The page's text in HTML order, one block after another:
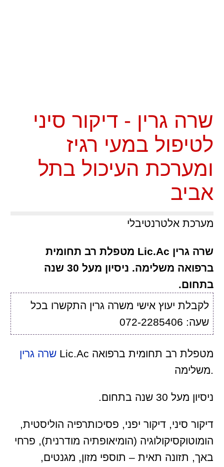
שרה גרין - דיקור סיני
לטיפול במעי רגיז
ומערכת העיכול בתל
אביב
מערכת אלטרנטיבלי
שרה גרין Lic.Ac מטפלת רב תחומית
ברפואה משלימה. ניסיון מעל 30 שנה
בתחום.
לקבלת יעוץ אישי משרה גרין התקשרו בכל
שעה: 072-2285406
שרה גרין Lic.Ac מטפלת רב תחומית ברפואה
משלימה.
ניסיון מעל 30 שנה בתחום.
דיקור סיני, דיקור יפני, פסיכותרפיה הוליסטית,
הומוטוקסיקולוגיה (הומיאופתיה מודרנית), פרחי
באך, תזונה תאית – תוספי מזון, מגנטים,